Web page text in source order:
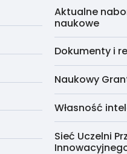
Aktualne
naukowe
Dokumenty i
Naukowy
Własność
Sieć Uczelni